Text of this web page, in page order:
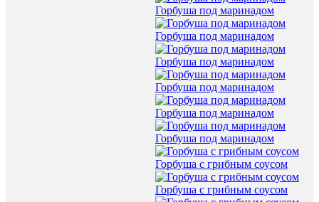
Горбуша под маринадом
Горбуша под маринадом
Горбуша под маринадом
Горбуша под маринадом
Горбуша под маринадом
Горбуша под маринадом
Горбуша с грибным соусом
Горбуша с грибным соусом